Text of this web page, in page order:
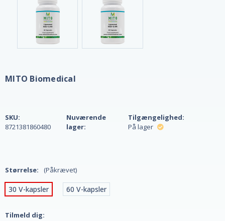
MITO Biomedical
SKU:
8721381860480
Nuværende
lager:
Tilgængelighed:
På lager
Størrelse: (Påkrævet)
30 V-kapsler 60 V-kapsler
Tilmeld dig: